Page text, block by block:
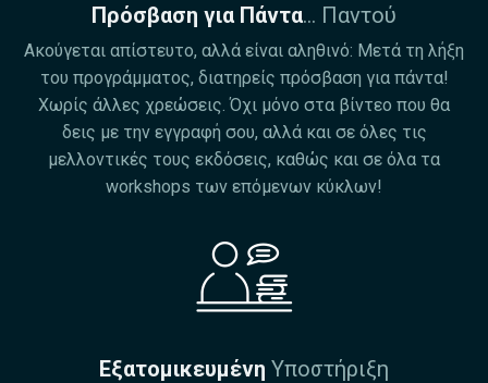
Πρόσβαση για Πάντα... Παντού
Ακούγεται απίστευτο, αλλά είναι αληθινό: Μετά τη λήξη
του προγράμματος, διατηρείς πρόσβαση για πάντα!
Χωρίς άλλες χρεώσεις. Όχι μόνο στα βίντεο που θα
δεις με την εγγραφή σου, αλλά και σε όλες τις
μελλοντικές τους εκδόσεις, καθώς και σε όλα τα
workshops των επόμενων κύκλων!
Εξατομικευμένη Υποστήριξη